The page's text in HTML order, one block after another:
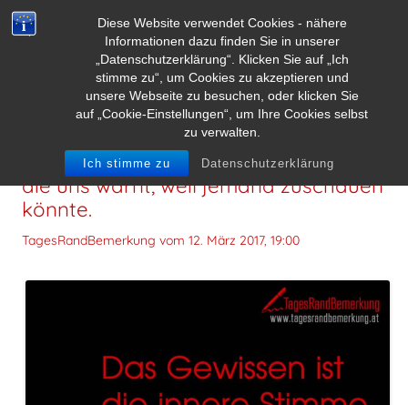
Diese Website verwendet Cookies - nähere
Informationen dazu finden Sie in unserer
„Datenschutzerklärung“. Klicken Sie auf „Ich
stimme zu“, um Cookies zu akzeptieren und
unsere Webseite zu besuchen, oder klicken Sie
auf „Cookie-Einstellungen“, um Ihre Cookies selbst
zu verwalten.
Ich stimme zu Datenschutzerklärung
Das Gewissen ist die innere Stimme,
die uns warnt, weil jemand zuschauen
könnte.
TagesRandBemerkung vom 12. März 2017, 19:00